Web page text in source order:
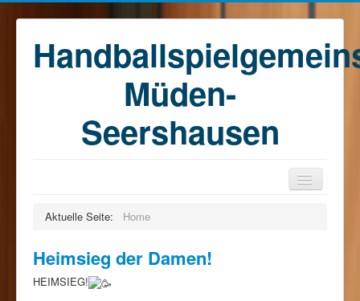
Müden-
Seershausen
Training
Kontakt
Aktuelle Seite: Home
Heimsieg der Damen!
HEIMSIEG!